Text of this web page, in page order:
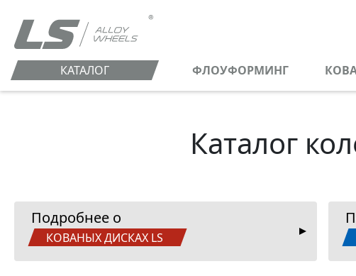
КАТАЛОГ ФЛОУФОРМИНГ
Каталог
Подробнее о
КОВАНЫХ ДИСКАХ LS